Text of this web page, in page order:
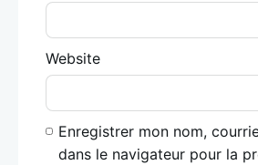
Website
Enregistrer mon nom,
dans le navigateur pour la